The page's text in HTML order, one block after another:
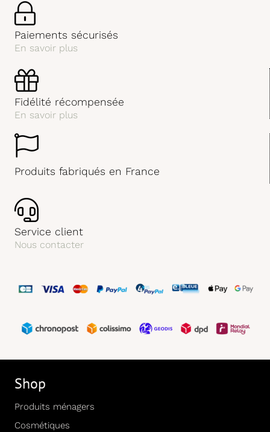
Paiements sécurisés
En savoir plus
Fidélité récompensée
En savoir plus
Produits fabriqués en France
Service client
Nous contacter
Shop
Produits ménagers
Cosmétiques